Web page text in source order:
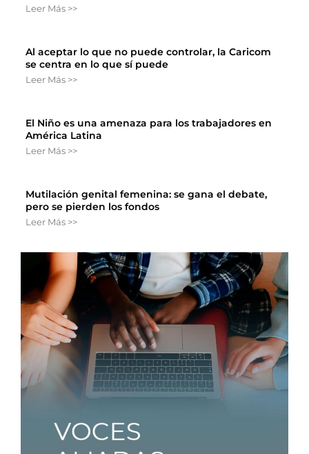
Leer Más >>
Al aceptar lo que no puede controlar, la Caricom
se centra en lo que sí puede
Leer Más >>
El Niño es una amenaza para los trabajadores en
América Latina
Leer Más >>
Mutilación genital femenina: se gana el debate,
pero se pierden los fondos
Leer Más >>